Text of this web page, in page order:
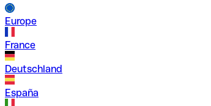
Europe
France
Deutschland
España